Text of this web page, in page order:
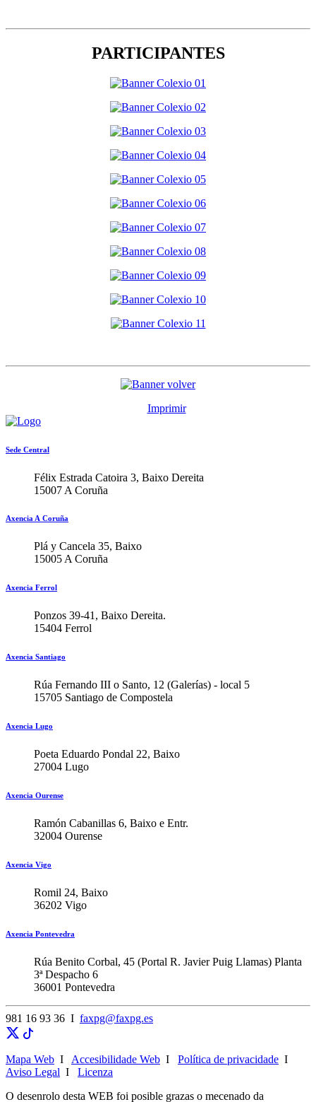
PARTICIPANTES
Imprimir
Sede Central
Félix Estrada Catoira 3, Baixo Dereita
15007 A Coruña
Axencia A Coruña
Plá y Cancela 35, Baixo
15005 A Coruña
Axencia Ferrol
Ponzos 39-41, Baixo Dereita.
15404 Ferrol
Axencia Santiago
Rúa Fernando III o Santo, 12 (Galerías) - local 5
15705 Santiago de Compostela
Axencia Lugo
Poeta Eduardo Pondal 22, Baixo
27004 Lugo
Axencia Ourense
Ramón Cabanillas 6, Baixo e Entr.
32004 Ourense
Axencia Vigo
Romil 24, Baixo
36202 Vigo
Axencia Pontevedra
Rúa Benito Corbal, 45 (Portal R. Javier Puig Llamas) Planta
3ª Despacho 6
36001 Pontevedra
981 16 93 36 I faxpg@faxpg.es
Mapa Web I Accesibilidade Web I Política de privacidade I
Aviso Legal I Licenza
O desenrolo desta WEB foi posible grazas o mecenado da